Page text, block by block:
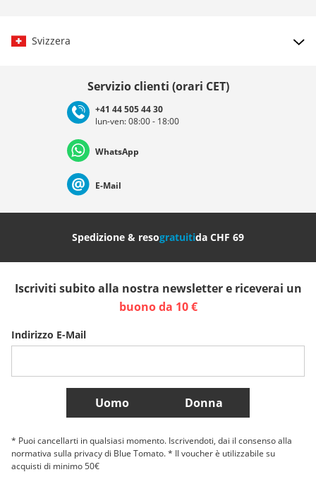
Svizzera
Deutschland Österreich
Nederland Italia (Italiano) Italien (Deutsch)
Slovenija
Belgique (Français) Danmark Norge
Più Paesi
Servizio clienti (orari CET)
+41 44 505 44 30
lun-ven: 08:00 - 18:00
WhatsApp
E-Mail
Spedizione & resogratuitida CHF 69
Iscriviti subito alla nostra newsletter e riceverai un
buono da 10 €
Indirizzo E-Mail
Uomo Donna
* Puoi cancellarti in qualsiasi momento. Iscrivendoti, dai il consenso alla
normativa sulla privacy di Blue Tomato. * Il voucher è utilizzabile su
acquisti di minimo 50€